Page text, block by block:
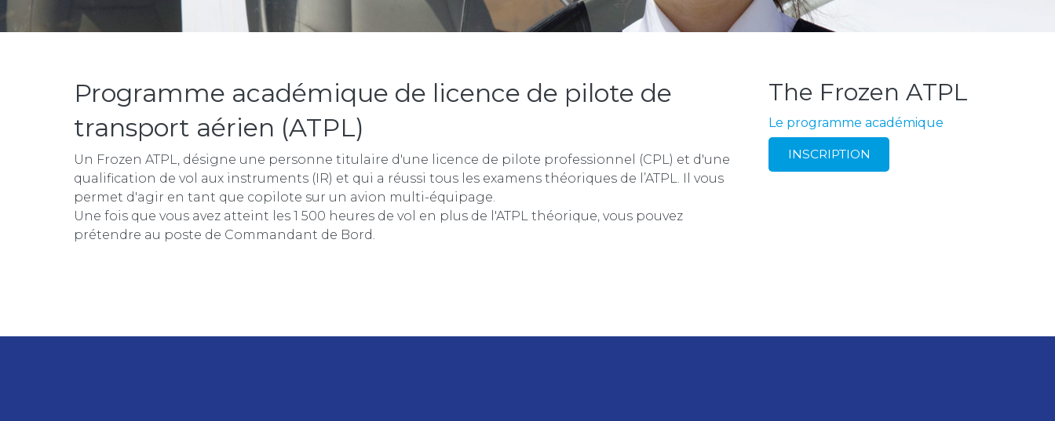
The Frozen ATPL
Le programme académique
INSCRIPTION
Programme académique de licence de pilote de
transport aérien (ATPL)
Un Frozen ATPL, désigne une personne titulaire d'une licence de pilote professionnel (CPL) et d'une
qualification de vol aux instruments (IR) et qui a réussi tous les examens théoriques de l’ATPL. Il vous
permet d'agir en tant que copilote sur un avion multi-équipage.
Une fois que vous avez atteint les 1 500 heures de vol en plus de l'ATPL théorique, vous pouvez
prétendre au poste de Commandant de Bord.